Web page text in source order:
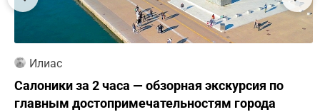
Илиас
Салоники за 2 часа — обзорная экскурсия по
главным достопримечательностям города